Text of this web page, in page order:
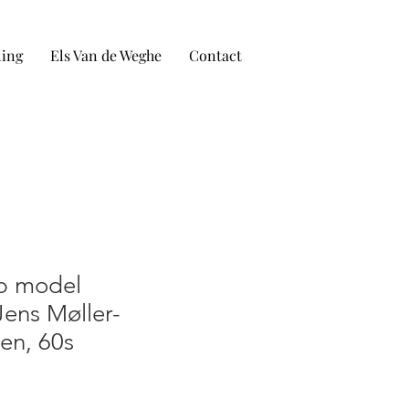
Els Van de Weghe Contact
model
Møller-
60s